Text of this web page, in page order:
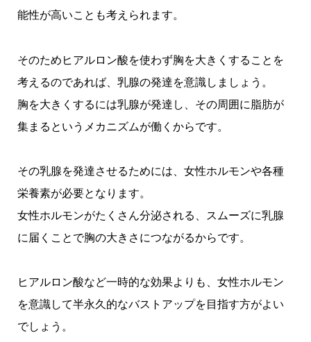
能性が高いことも考えられます。
そのためヒアルロン酸を使わず胸を大きくすることを
考えるのであれば、乳腺の発達を意識しましょう。
胸を大きくするには乳腺が発達し、その周囲に脂肪が
集まるというメカニズムが働くからです。
その乳腺を発達させるためには、女性ホルモンや各種
栄養素が必要となります。
女性ホルモンがたくさん分泌される、スムーズに乳腺
に届くことで胸の大きさにつながるからです。
ヒアルロン酸など一時的な効果よりも、女性ホルモン
を意識して半永久的なバストアップを目指す方がよい
でしょう。